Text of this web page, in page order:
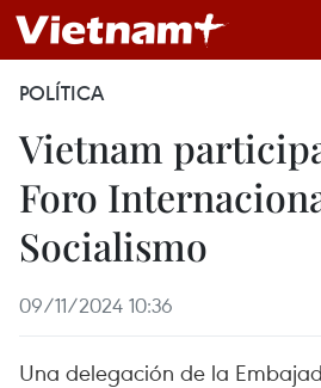
POLÍTICA
Vietnam
Foro
Socialismo
09/11/2024 10:36
Una delegación de la